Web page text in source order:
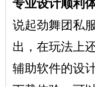
专业设计顺利
说起劲舞团私
出，在玩法上
辅助软件的设